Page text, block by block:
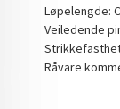
Løpelengde:
Veiledende
Råvare